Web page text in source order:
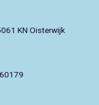
KN Oisterwijk